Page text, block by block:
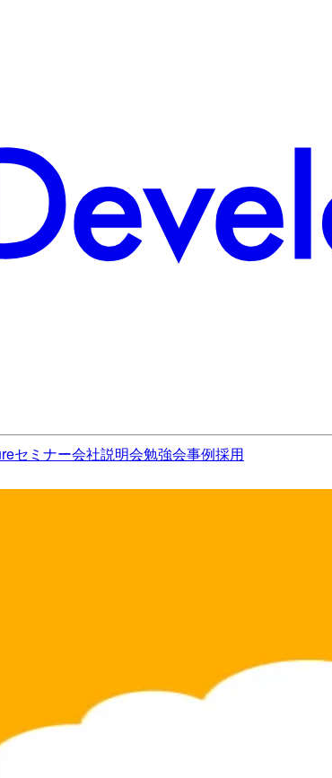
セミナー会社説明会勉強会事例採用